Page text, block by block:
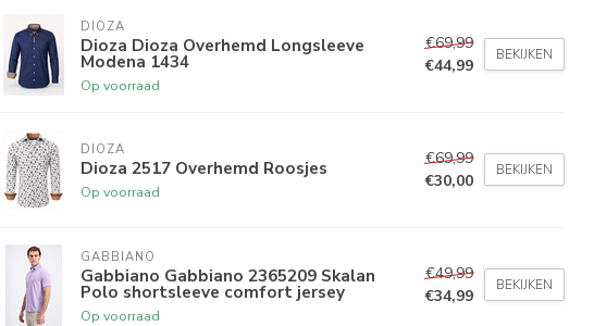
DIOZA
Dioza Dioza Overhemd Longsleeve
Modena 1434
Op voorraad
€69,99
€44,99
BEKIJKEN
DIOZA
Dioza 2517 Overhemd Roosjes
Op voorraad
€69,99
€30,00
BEKIJKEN
GABBIANO
Gabbiano Gabbiano 2365209 Skalan
Polo shortsleeve comfort jersey
Op voorraad
€49,99
€34,99
BEKIJKEN